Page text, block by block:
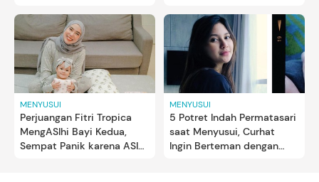
MENYUSUI
Perjuangan Fitri Tropica
MengASIhi Bayi Kedua,
Sempat Panik karena ASI
MENYUSUI
5 Potret Indah Permatasari
saat Menyusui, Curhat
Ingin Berteman dengan